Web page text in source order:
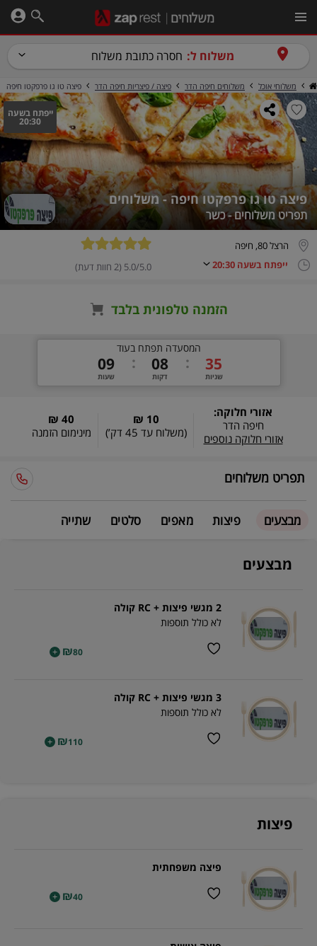
משלוח ל: חסרה כתובת משלוח
משלוחי אוכל משלוחים חיפה הדר פיצה / פיצריות חיפה הדר פיצה טו גו פרפקטו חיפה
פיצה טו גו פרפקטו חיפה - משלוחים
תפריט משלוחים - כשר
ייפתח בשעה
20:30
הרצל 80, חיפה
ייפתח בשעה 20:30
5.0/5.0 (2 חוות דעת)
הזמנה טלפונית בלבד
אזורי חלוקה:
חיפה הדר
אזורי חלוקה נוספים
10 ₪
(משלוח עד 45 דק’ ) מינימום הזמנה
40 ₪
המסעדה תפתח בעוד
09
שעות
08
דקות
34
שניות
תפריט משלוחים
מבצעים פיצות מאפים סלטים שתייה
מבצעים
2 מגשי פיצות + RC קולה
לא כולל תוספות
₪80
+
3 מגשי פיצות + RC קולה
לא כולל תוספות
₪110
+
פיצות
פיצה משפחתית
₪40
+